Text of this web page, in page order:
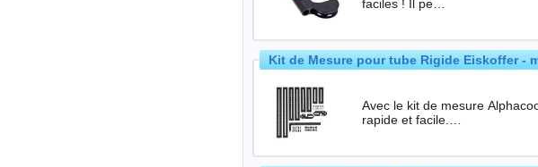
faciles ! Il pe…
Kit de Mesure pour tube Rigide Eiskoffer -
Avec le kit de mesure
rapide et facile.…